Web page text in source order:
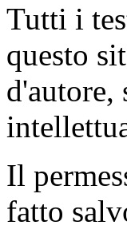
Tutti i
questo
d'autore,
Il
fatto